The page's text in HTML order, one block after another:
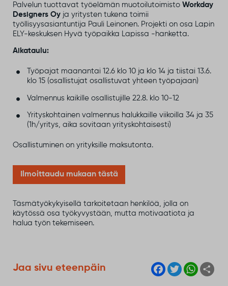
Palvelun tuottavat työelämän muotoilutoimisto Workday
Designers Oy ja yritysten tukena toimii
työllisyysasiantuntija Pauli Leinonen. Projekti on osa Lapin
ELY-keskuksen Hyvä työpaikka Lapissa -hanketta.
Aikataulu:
Työpajat maanantai 12.6 klo 10 ja klo 14 ja tiistai 13.6.
klo 15 (osallistujat osallistuvat yhteen työpajaan)
Valmennus kaikille osallistujille 22.8. klo 10-12
Yrityskohtainen valmennus halukkaille viikoilla 34 ja 35
(1h/yritys, aika sovitaan yrityskohtaisesti)
Osallistuminen on yrityksille maksutonta.
Ilmoittaudu mukaan tästä
Täsmätyökykyisellä tarkoitetaan henkilöä, jolla on
käytössä osa työkyvystään, mutta motivaatiota ja
halua työn tekemiseen.
Jaa sivu eteenpäin
F
a
T
w
W
h